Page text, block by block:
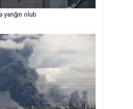
yanğın olub